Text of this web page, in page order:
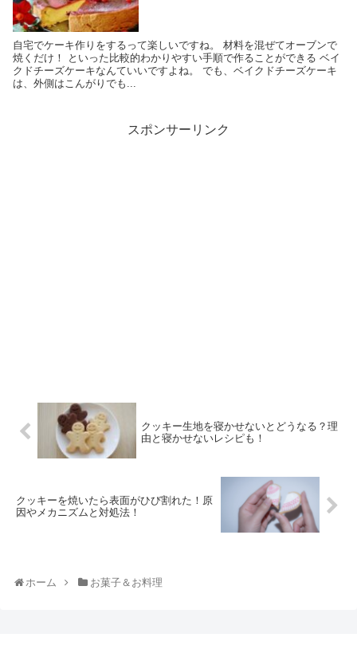
自宅でケーキ作りをするって楽しいですね。 材料を混ぜてオーブンで
焼くだけ！ といった比較的わかりやすい手順で作ることができる ベイ
クドチーズケーキなんていいですよね。 でも、ベイクドチーズケーキ
は、外側はこんがりでも...
スポンサーリンク
クッキー生地を寝かせないとどうなる？理
由と寝かせないレシピも！
クッキーを焼いたら表面がひび割れた！原
因やメカニズムと対処法！
ホーム お菓子＆お料理